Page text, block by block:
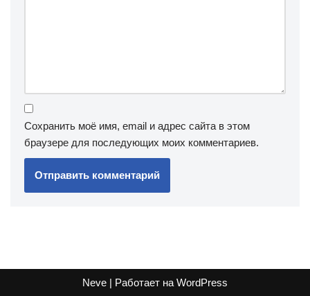
Сохранить моё имя, email и адрес сайта в этом
браузере для последующих моих комментариев.
Neve | Работает на WordPress